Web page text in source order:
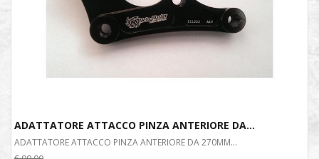
ADATTATORE ATTACCO PINZA ANTERIORE DA...
ADATTATORE ATTACCO PINZA ANTERIORE DA 270MM...